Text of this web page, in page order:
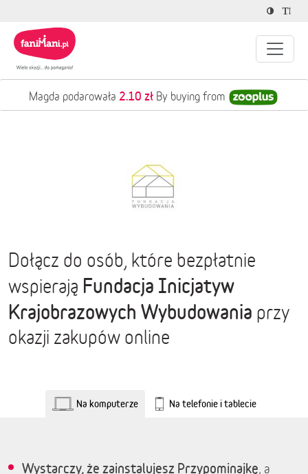
Magda podarowała 2.10 zł By buying from
Dołącz do osób, które bezpłatnie
wspierają Fundacja Inicjatyw
Krajobrazowych Wybudowania przy
okazji zakupów online
Na komputerze Na telefonie i tablecie
Wystarczy, że zainstalujesz Przypominajkę, a